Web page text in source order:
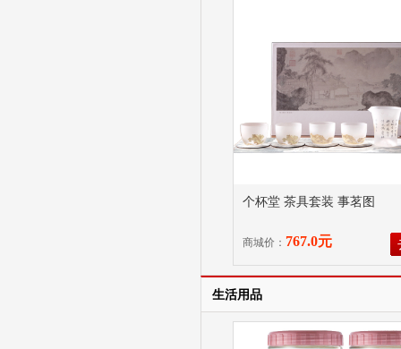
个杯堂 茶具套装 事茗图
商城价： 767.0元
生活用品